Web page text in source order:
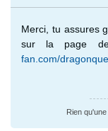
Merci, tu assures
sur la page
fan.com/
Rien